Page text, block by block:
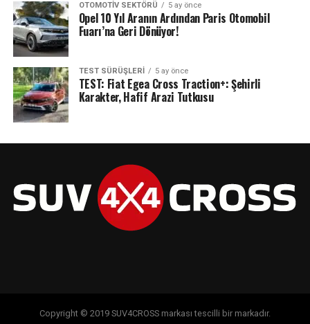
OTOMOTIV SEKTÖRÜ 5 ay önce
Opel 10 Yıl Aranın Ardından Paris Otomobil
Fuarı’na Geri Dönüyor!
TEST SÜRÜŞLERI 5 ay önce
TEST: Fiat Egea Cross Traction+: Şehirli
Karakter, Hafif Arazi Tutkusu
Copyright © 2019 SUV4CROSS markası tescilli bir markadır.